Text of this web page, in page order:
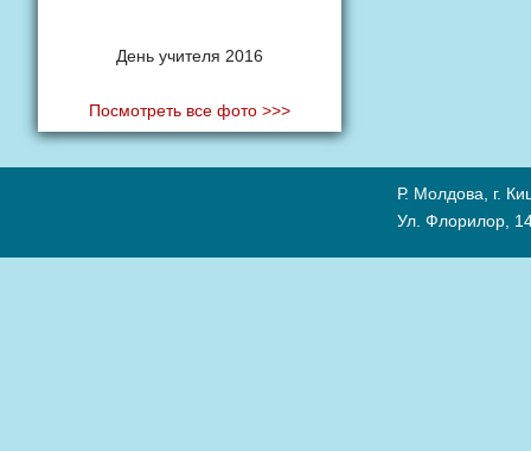
День учителя 2016
Посмотреть все фото >>>
Р. Молдова, г.
Ул. Флорилор,